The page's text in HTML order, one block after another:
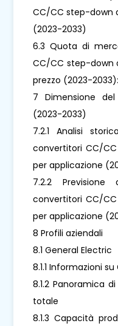
CC/CC step-down
(2023-2033)
6.3 Quota di
CC/CC step-down
prezzo (2023-
7 Dimensione
(2023-2033)
7.2.1 Analisi
convertitori CC/
per applicazione
7.2.2
convertitori CC/
per applicazione
8 Profili aziendali
8.1 General Electric
8.1.1 Informazioni
8.1.2 Panoramica
totale
8.1.3 Capacità